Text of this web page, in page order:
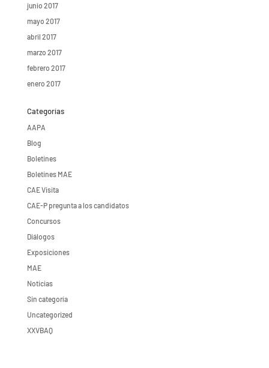
junio 2017
mayo 2017
abril 2017
marzo 2017
febrero 2017
enero 2017
Categorías
AAPA
Blog
Boletines
Boletines MAE
CAE Visita
CAE-P pregunta a los candidatos
Concursos
Diálogos
Exposiciones
MAE
Noticias
Sin categoría
Uncategorized
XXVBAQ